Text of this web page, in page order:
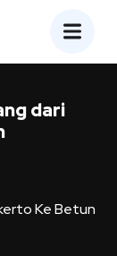
dari
Ke Betun